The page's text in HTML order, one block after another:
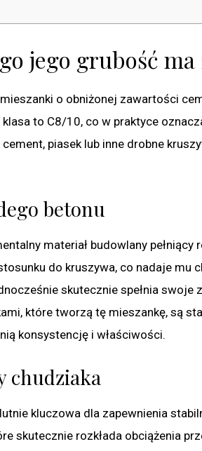
jego grubość ma
o obniżonej zawartości
to C8/10, co w praktyce
piasek lub inne drobne
betonu
materiał budowlany pełniący
do kruszywa, co nadaje mu
skutecznie spełnia swoje
które tworzą tę mieszankę, są
konsystencję i właściwości.
chudziaka
kluczowa dla zapewnienia
skutecznie rozkłada obciążenia